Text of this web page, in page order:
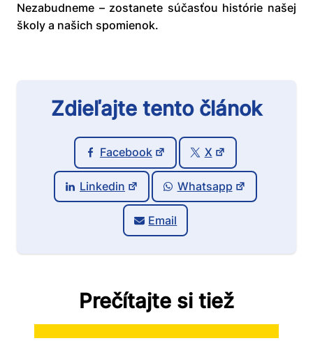
Nezabudneme – zostanete súčasťou histórie našej
školy a našich spomienok.
Zdieľajte tento článok
Facebook X
Linkedin Whatsapp
Email
Prečítajte si tiež